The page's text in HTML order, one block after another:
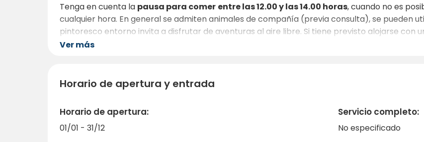
Tenga en cuenta la pausa para comer entre las 12.00 y las 14.00 horas, cuando no es
cualquier hora. En general se admiten animales de compañía (previa consulta), se pueden
pintoresco entorno invita a disfrutar de aventuras al aire libre. Si tiene previsto alojarse con
largo, merece la pena reservar con antelación.
Ver más
Horario de apertura y entrada
Horario de apertura:
01/01 - 31/12
Servicio completo:
No especificado